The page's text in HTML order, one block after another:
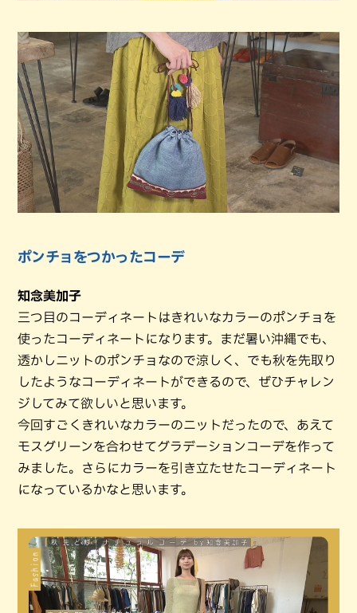
ポンチョをつかったコーデ
知念美加子
三つ目のコーディネートはきれいなカラーのポンチョを
使ったコーディネートになります。まだ暑い沖縄でも、
透かしニットのポンチョなので涼しく、でも秋を先取り
したようなコーディネートができるので、ぜひチャレン
ジしてみて欲しいと思います。
今回すごくきれいなカラーのニットだったので、あえて
モスグリーンを合わせてグラデーションコーデを作って
みました。さらにカラーを引き立たせたコーディネート
になっているかなと思います。